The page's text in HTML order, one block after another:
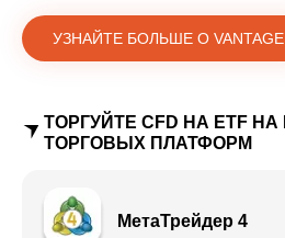
УЗНАЙТЕ БОЛЬШЕ О VANTAGE
ТОРГУЙТЕ CFD НА ETF
ТОРГОВЫХ ПЛАТФОРМ
МетаТрейдер 4